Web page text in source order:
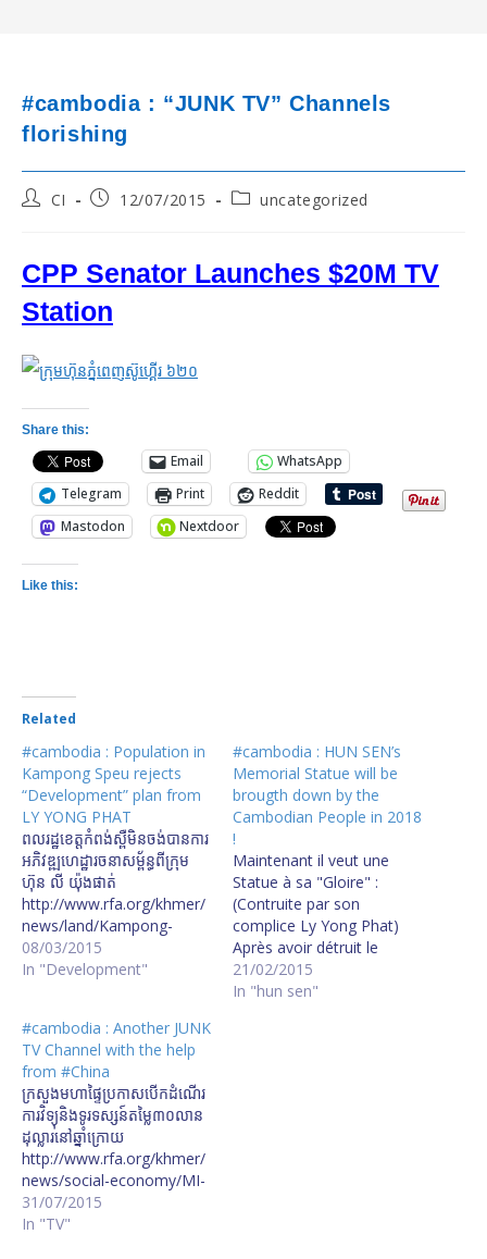
#cambodia : “JUNK TV” Channels
florishing
PostCI
Post12/07/2015
Postuncategorized
CPP Senator Launches $20M TV
Station
Share this:
Email
WhatsApp
Telegram
Print
Reddit
Mastodon
Nextdoor
Like this:
Related
#cambodia : Population in
Kampong Speu rejects
“Development” plan from
LY YONG PHAT
ពលរដ្ឋ​ខេត្ត​កំពង់ស្ពឺ​មិន​ចង់​បាន​ការ​
អភិវឌ្ឍ​ហេដ្ឋារចនាសម្ព័ន្ធ​ពី​ក្រុម
ហ៊ុន លី យ៉ុងផាត់
http://www.rfa.org/khmer/
news/land/Kampong-
Speu-villagers-vow-
demanding-
03062015230246.html/h03
0315rd.mp3
08/03/2015
In "Development"
#cambodia : HUN SEN’s
Memorial Statue will be
brougth down by the
Cambodian People in 2018
!
Maintenant il veut une
Statue à sa "Gloire" :
(Contruite par son
complice Ly Yong Phat)
Après avoir détruit le
Cambodge. Elle est
tellement haute (16
21/02/2015
In "hun sen"
#cambodia : Another JUNK
TV Channel with the help
from #China
ក្រសួង​មហាផ្ទៃ​ប្រកាស​បើក​ដំណើរ
ការ​វិទ្យុ​និង​ទូរទស្សន៍​តម្លៃ​៣០​លាន​
ដុល្លារ​នៅ​ឆ្នាំ​ក្រោយ
http://www.rfa.org/khmer/
news/social-economy/MI-
to-launce-its-own-radio-tv-
station-next-year-
31/07/2015
In "TV"